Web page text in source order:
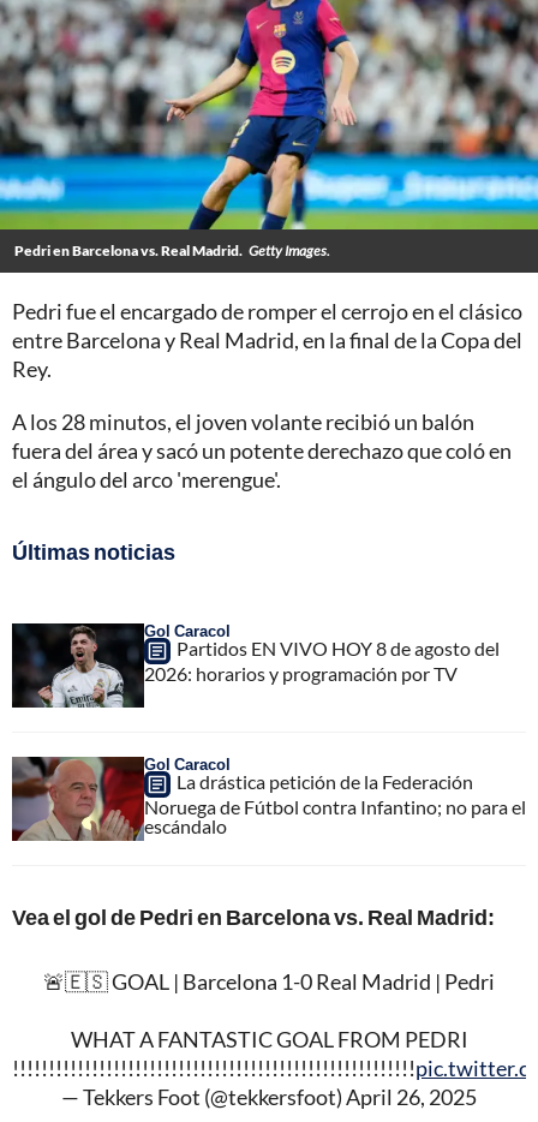
Pedri en Barcelona vs. Real Madrid. Getty Images.
Pedri fue el encargado de romper el cerrojo en el clásico
entre Barcelona y Real Madrid, en la final de la Copa del
Rey.
A los 28 minutos, el joven volante recibió un balón
fuera del área y sacó un potente derechazo que coló en
el ángulo del arco 'merengue'.
Últimas noticias
Gol Caracol
Partidos EN VIVO HOY 8 de agosto del
2026: horarios y programación por TV
Gol Caracol
La drástica petición de la Federación
Noruega de Fútbol contra Infantino; no para el
escándalo
Vea el gol de Pedri en Barcelona vs. Real Madrid:
🚨🇪🇸 GOAL | Barcelona 1-0 Real Madrid | Pedri
WHAT A FANTASTIC GOAL FROM PEDRI
— Tekkers Foot (@tekkersfoot)April 26, 2025